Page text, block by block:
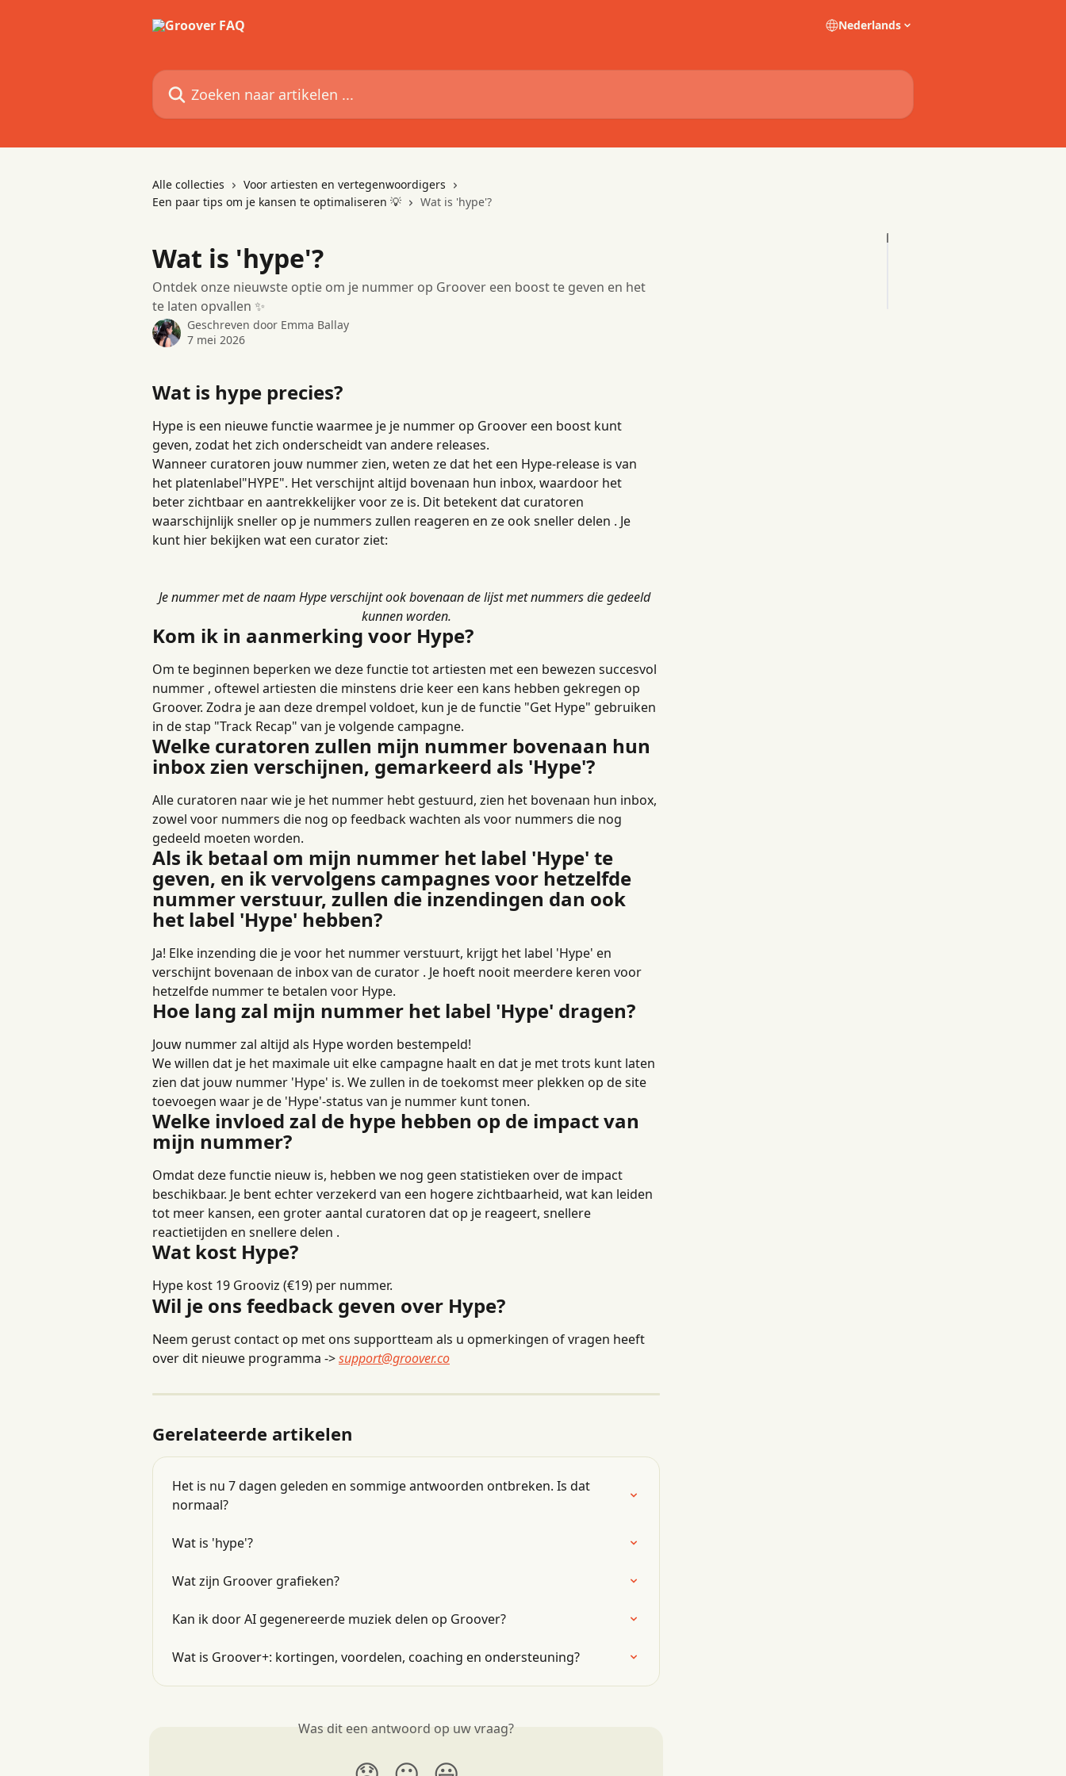
Nederlands
Zoeken naar artikelen ...
Alle collecties
Voor artiesten en vertegenwoordigers
Een paar tips om je kansen te optimaliseren 💡
Wat is 'hype'?
Wat is 'hype'?
Ontdek onze nieuwste optie om je nummer op Groover een boost te geven en het
te laten opvallen ✨
Geschreven door Emma Ballay
7 mei 2026
Wat is hype precies?
Hype is een nieuwe functie waarmee je je nummer op Groover een boost kunt
geven, zodat het zich onderscheidt van andere releases.
Wanneer curatoren jouw nummer zien, weten ze dat het een Hype-release is van
het platenlabel"HYPE". Het verschijnt altijd bovenaan hun inbox, waardoor het
beter zichtbaar en aantrekkelijker voor ze is. Dit betekent dat curatoren
waarschijnlijk sneller op je nummers zullen reageren en ze ook sneller delen . Je
kunt hier bekijken wat een curator ziet:
Je nummer met de naam Hype verschijnt ook bovenaan de lijst met nummers die gedeeld
kunnen worden.
Kom ik in aanmerking voor Hype?
Om te beginnen beperken we deze functie tot artiesten met een bewezen succesvol
nummer , oftewel artiesten die minstens drie keer een kans hebben gekregen op
Groover. Zodra je aan deze drempel voldoet, kun je de functie "Get Hype" gebruiken
in de stap "Track Recap" van je volgende campagne.
Welke curatoren zullen mijn nummer bovenaan hun
inbox zien verschijnen, gemarkeerd als 'Hype'?
Alle curatoren naar wie je het nummer hebt gestuurd, zien het bovenaan hun inbox,
zowel voor nummers die nog op feedback wachten als voor nummers die nog
gedeeld moeten worden.
Als ik betaal om mijn nummer het label 'Hype' te
geven, en ik vervolgens campagnes voor hetzelfde
nummer verstuur, zullen die inzendingen dan ook
het label 'Hype' hebben?
Ja! Elke inzending die je voor het nummer verstuurt, krijgt het label 'Hype' en
verschijnt bovenaan de inbox van de curator . Je hoeft nooit meerdere keren voor
hetzelfde nummer te betalen voor Hype.
Hoe lang zal mijn nummer het label 'Hype' dragen?
Jouw nummer zal altijd als Hype worden bestempeld!
We willen dat je het maximale uit elke campagne haalt en dat je met trots kunt laten
zien dat jouw nummer 'Hype' is. We zullen in de toekomst meer plekken op de site
toevoegen waar je de 'Hype'-status van je nummer kunt tonen.
Welke invloed zal de hype hebben op de impact van
mijn nummer?
Omdat deze functie nieuw is, hebben we nog geen statistieken over de impact
beschikbaar. Je bent echter verzekerd van een hogere zichtbaarheid, wat kan leiden
tot meer kansen, een groter aantal curatoren dat op je reageert, snellere
reactietijden en snellere delen .
Wat kost Hype?
Hype kost 19 Grooviz (€19) per nummer.
Wil je ons feedback geven over Hype?
Neem gerust contact op met ons supportteam als u opmerkingen of vragen heeft
over dit nieuwe programma -> support@groover.co
Gerelateerde artikelen
Het is nu 7 dagen geleden en sommige antwoorden ontbreken. Is dat
normaal?
Wat is 'hype'?
Wat zijn Groover grafieken?
Kan ik door AI gegenereerde muziek delen op Groover?
Wat is Groover+: kortingen, voordelen, coaching en ondersteuning?
Was dit een antwoord op uw vraag?